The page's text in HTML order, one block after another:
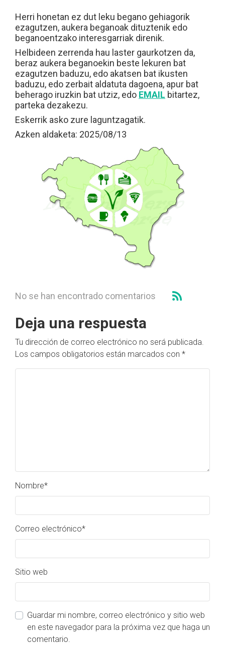
Herri honetan ez dut leku begano gehiagorik
ezagutzen, aukera beganoak dituztenik edo
beganoentzako interesgarriak direnik.
Helbideen zerrenda hau laster gaurkotzen da,
beraz aukera beganoekin beste lekuren bat
ezagutzen baduzu, edo akatsen bat ikusten
baduzu, edo zerbait aldatuta dagoena, apur bat
beherago iruzkin bat utziz, edo EMAIL bitartez,
parteka dezakezu.
Eskerrik asko zure laguntzagatik.
Azken aldaketa: 2025/08/13
No se han encontrado comentarios
Deja una respuesta
Tu dirección de correo electrónico no será publicada.
Los campos obligatorios están marcados con *
Nombre*
Correo electrónico*
Sitio web
Guardar mi nombre, correo electrónico y sitio web
en este navegador para la próxima vez que haga un
comentario.